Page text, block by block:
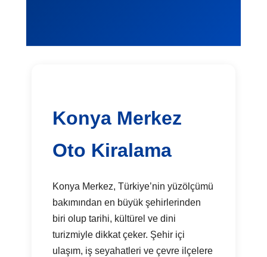
Konya Merkez
Oto Kiralama
Konya Merkez, Türkiye’nin yüzölçümü
bakımından en büyük şehirlerinden
biri olup tarihi, kültürel ve dini
turizmiyle dikkat çeker. Şehir içi
ulaşım, iş seyahatleri ve çevre ilçelere